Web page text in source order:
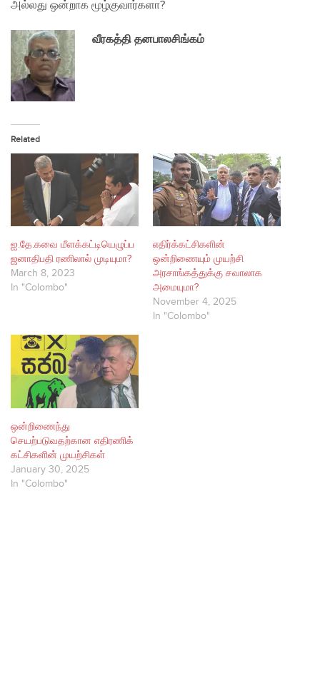
அல்லது ஒன்றாக மூழ்குவார்களா?
வீரகத்தி தனபாலசிங்கம்
Related
ஐ.தே.கவை மீளக்கட்டியெழுப்ப
ஜனாதிபதி ரணிலால் முடியுமா?
March 8, 2023
In "Colombo"
எதிர்க்கட்சிகளின்
ஒன்றிணையும் முயற்சி
அரசாங்கத்துக்கு சவாலாக
அமையுமா?
November 4, 2025
In "Colombo"
ஒன்றிணைந்து
செயற்படுவதற்கான எதிரணிக்
கட்சிகளின் முயற்சிகள்
January 30, 2025
In "Colombo"